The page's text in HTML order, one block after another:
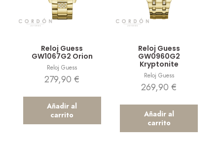
Reloj Guess
GW1067G2 Orion
Reloj Guess
279,90€
Añadir al
carrito
Reloj Guess
GW0960G2
Kryptonite
Reloj Guess
269,90€
Añadir al
carrito